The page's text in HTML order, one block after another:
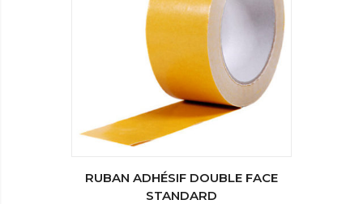
RUBAN ADHÉSIF DOUBLE FACE
STANDARD